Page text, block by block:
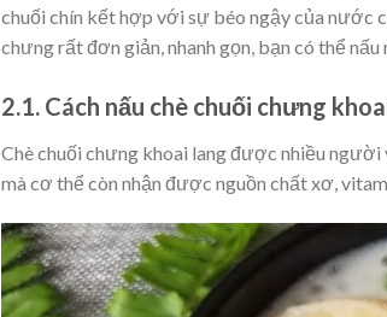
chuối chín kết hợp với sự béo ngậy của nước
chưng rất đơn giản, nhanh gọn, bạn có thể
2.1. Cách nấu chè chuối chưng
Chè chuối chưng khoai lang được nhiều người
mà cơ thể còn nhận được nguồn chất xơ,